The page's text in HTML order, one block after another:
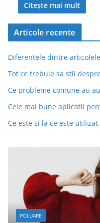
Citește mai mult
Articole recente
Diferentele dintre
Tot ce trebuie sa stii
Ce probleme comune au
Cele mai bune aplicatii
Ce este si la ce este
POLUARE